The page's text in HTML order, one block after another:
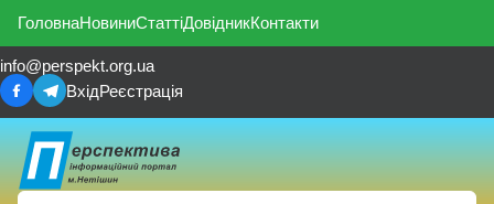
ГоловнаНовиниСтаттіДовідникКонтакти
info@perspekt.org.ua
ВхідРеєстрація